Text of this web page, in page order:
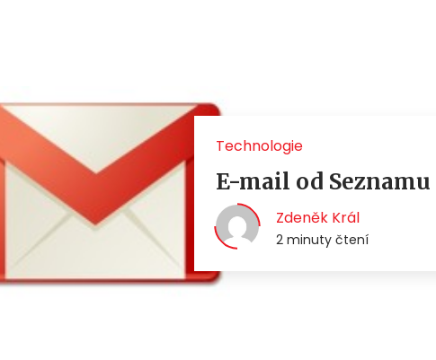
Technologie
E-mail od
Zdeněk Král
2 minuty čtení